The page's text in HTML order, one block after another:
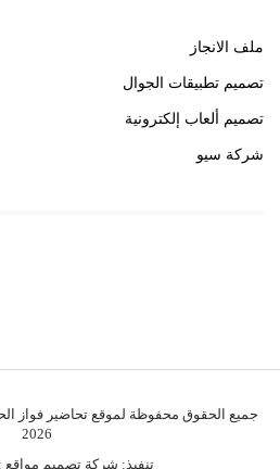
ملف الانجاز
تصميم تطبيقات الجوال
تصميم ألعاب إلكترونية
شركة سيو
جميع الحقوق محفوظة لموقع تحاضير فواز
2026
تنفيذ: شركة تصميم مواقع :